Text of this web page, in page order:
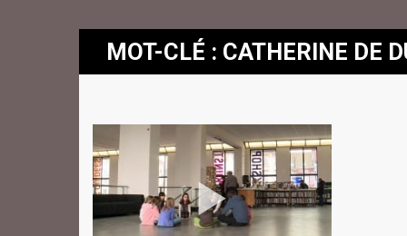
MOT-CLÉ : CATHERINE DE